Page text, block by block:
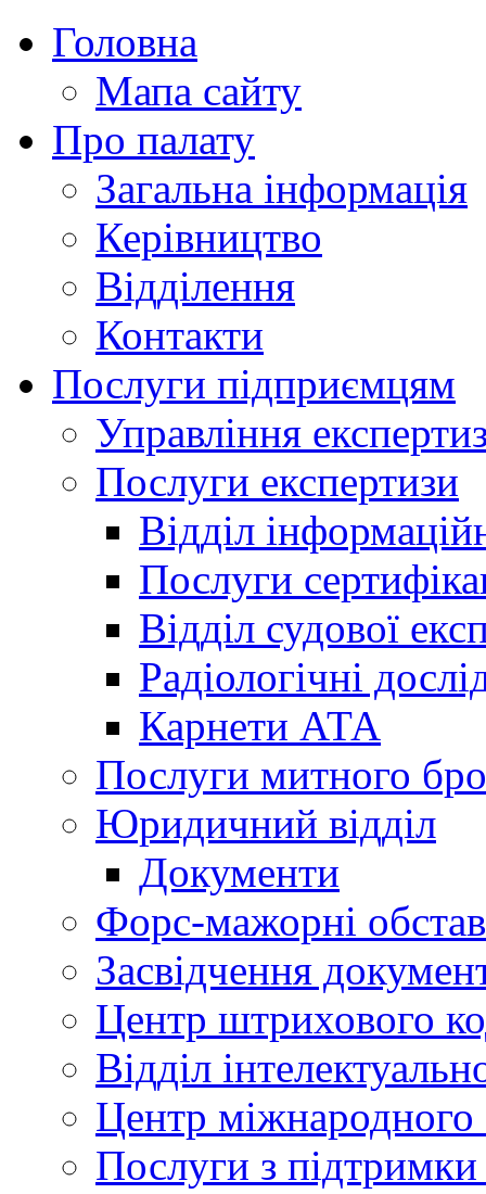
Головна
Мапа сайту
Про палату
Загальна інформація
Керівництво
Відділення
Контакти
Послуги підприємцям
Управління
Послуги експертизи
Відділ
Послуги
Відділ судової
Радіологічні
Карнети АТА
Послуги митного
Юридичний відділ
Документи
Форс-мажорні
Засвідчення
Центр штрихового
Відділ
Центр міжнародного
Послуги з підтримки